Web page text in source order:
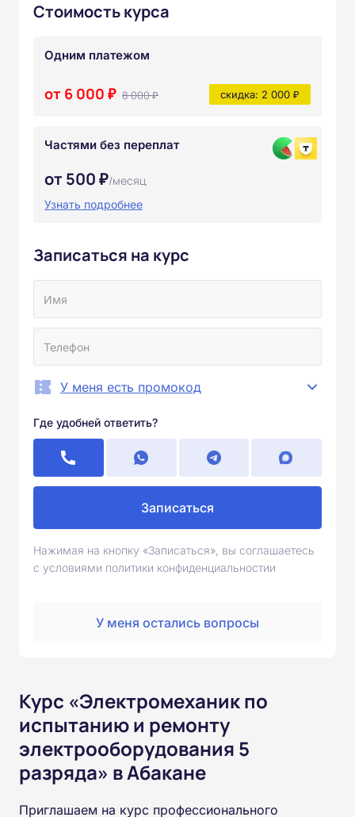
Стоимость курса
Одним платежом
от 6 000 ₽ 8 000 ₽ скидка: 2 000 ₽
Частями без переплат
от 500 ₽/месяц
Узнать подробнее
Записаться на курс
У меня есть промокод
Где удобней ответить?
Записаться
Нажимая на кнопку «Записаться», вы соглашаетесь
с условиями политики конфиденциальностии
У меня остались вопросы
Курс «Электромеханик по
испытанию и ремонту
электрооборудования 5
разряда» в Абакане
Приглашаем на курс профессионального